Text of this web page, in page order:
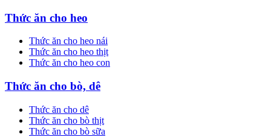
Thức ăn cho heo
Thức ăn cho heo nái
Thức ăn cho heo thịt
Thức ăn cho heo con
Thức ăn cho bò, dê
Thức ăn cho dê
Thức ăn cho bò thịt
Thức ăn cho bò sữa